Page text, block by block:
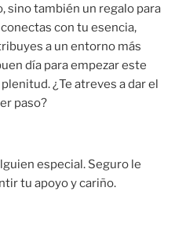
sino también un regalo para
con tu esencia,
a un entorno más
día para empezar este
¿Te atreves a dar el
paso?
especial. Seguro le
tu apoyo y cariño.